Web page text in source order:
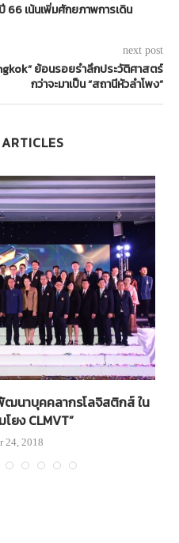
66 เน้นเพิ่มศักยภาพการเดิน
next post
ย้อนรอยรำลึกประวัติศาสตร์
กว่าจะมาเป็น “สถานีหัวลำโพง”
ฒนาบุคคลากรโลจิสติกส์ ใน
ยง CLMVT”
24, 2018